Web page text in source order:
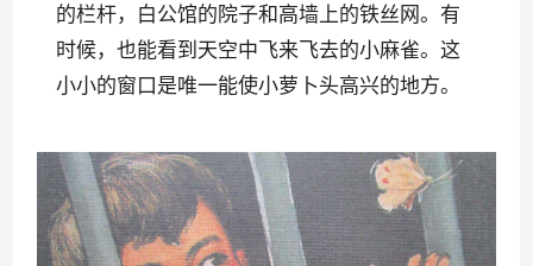
的栏杆，白公馆的院子和高墙上的铁丝网。有
时候，也能看到天空中飞来飞去的小麻雀。这
小小的窗口是唯一能使小萝卜头高兴的地方。